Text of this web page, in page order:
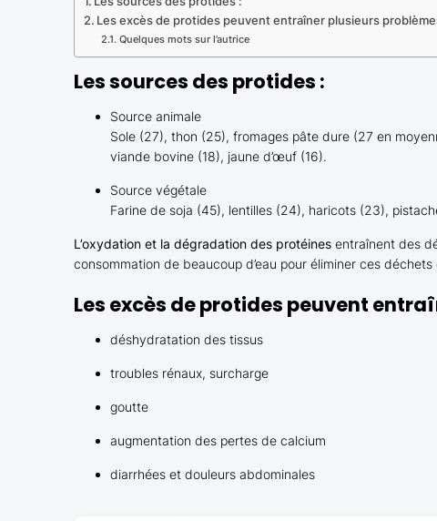
Les excès de protides peuvent entraîner plusieurs
Quelques mots sur l’autrice
Les sources des protides :
Source animale
Sole (27), thon (25), fromages pâte dure (27 en
viande bovine (18), jaune d’œuf (16).
Source végétale
Farine de soja (45), lentilles (24), haricots (23),
L’oxydation et la dégradation des protéinesentraînent des
consommation de beaucoup d’eau pour éliminer ces déchets
Les excès de protides peuvent
déshydratation des tissus
troubles rénaux, surcharge
goutte
augmentation des pertes de calcium
diarrhées et douleurs abdominales